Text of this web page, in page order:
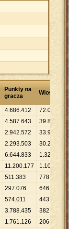
Punkty na
gracza
Wioski
na
4.686.412 72.058
4.587.643 39.838 .
2.942.572 33.989 .
2.293.503 30.245
6.644.833 1.328
10
11.200.177 1.106
511.383 778 .
297.076 646
574.011 443
3.788.435 382 .
1.761.126 206 .